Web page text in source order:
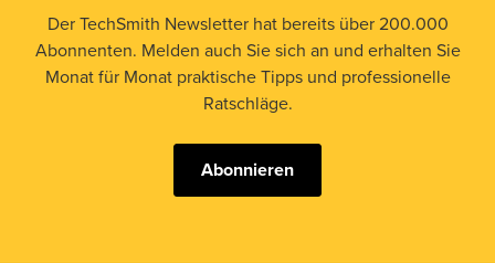
Der TechSmith Newsletter hat bereits über 200.000
Abonnenten. Melden auch Sie sich an und erhalten Sie
Monat für Monat praktische Tipps und professionelle
Ratschläge.
Abonnieren